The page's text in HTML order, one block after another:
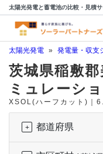
太陽光発電と蓄電池の比較・見積
太陽光発電 » 発電量・収支
茨城県稲敷
ミュレーシ
XSOL(ハーフカット)｜
都道府県